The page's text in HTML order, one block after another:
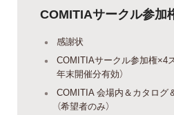
COMITIAサークル参加
感謝状
COMITIAサークル参加権×4
年末開催分有効）
COMITIA 会場内＆カタログ
（希望者のみ）